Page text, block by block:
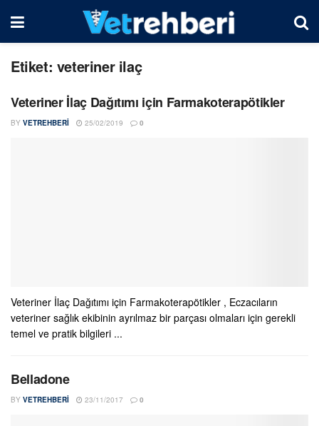
Etiket: veteriner ilaç
Veteriner İlaç Dağıtımı için Farmakoterapötikler
BY VETREHBERI 25/02/2019 0
Veteriner İlaç Dağıtımı için Farmakoterapötikler , Eczacıların
veteriner sağlık ekibinin ayrılmaz bir parçası olmaları için gerekli
temel ve pratik bilgileri ...
Belladone
BY VETREHBERI 23/11/2017 0